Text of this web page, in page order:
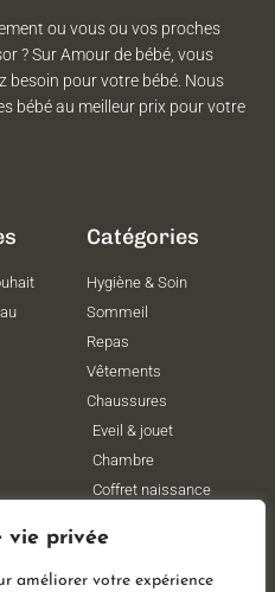
vie privée
améliorer votre expérience
ou vous ou vos proches
? Sur Amour de bébé, vous
besoin pour votre bébé. Nous
bébé au meilleur prix pour votre
Catégories
Hygiène & Soin
Sommeil
Repas
Vêtements
Chaussures
Eveil & jouet
Chambre
Coffret naissance
Vêtements de
grossesse